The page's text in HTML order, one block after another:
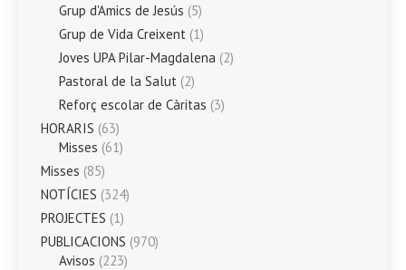
Grup d'Amics de Jesús (5)
Grup de Vida Creixent (1)
Joves UPA Pilar-Magdalena (2)
Pastoral de la Salut (2)
Reforç escolar de Càritas (3)
HORARIS (63)
Misses (61)
Misses (85)
NOTÍCIES (324)
PROJECTES (1)
PUBLICACIONS (970)
Avisos (223)